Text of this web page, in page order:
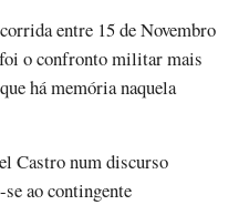
entre 15 de Novembro
o confronto militar mais
há memória naquela
Castro num discurso
ao contingente